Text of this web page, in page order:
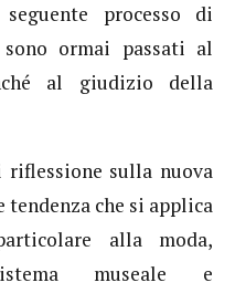
processo di
ormai passati al
al giudizio della
riflessione sulla nuova
che si applica
alla moda,
museale e